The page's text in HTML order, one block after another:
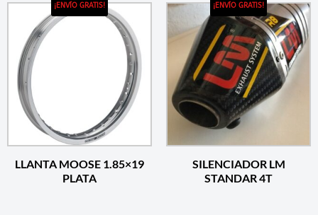
¡ENVÍO GRATIS!
LLANTA MOOSE 1.85×19
PLATA
¡ENVÍO GRATIS!
SILENCIADOR LM
STANDAR 4T